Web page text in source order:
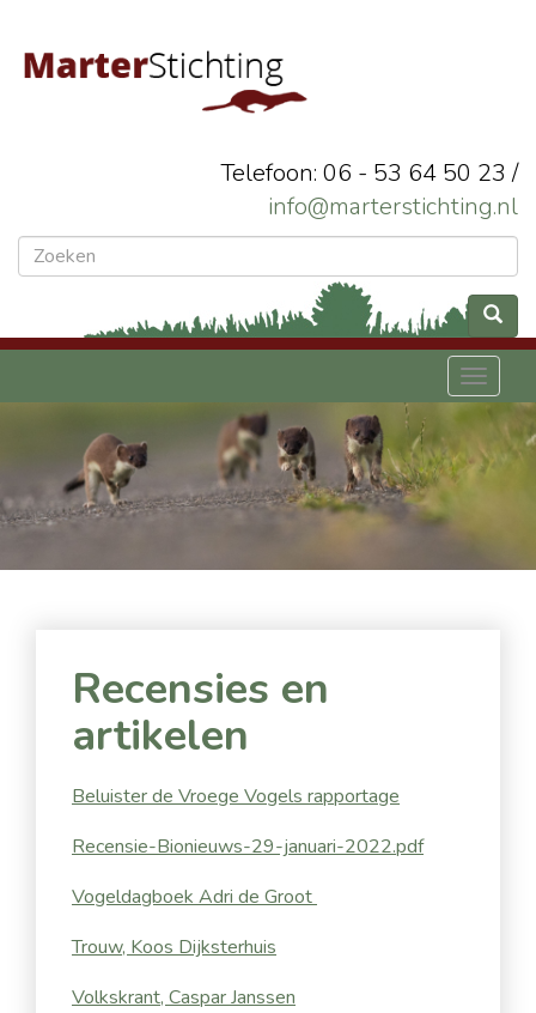
Telefoon: 06 - 53 64 50 23 /
info@marterstichting.nl
Recensies en
artikelen
Beluister de Vroege Vogels rapportage
Recensie-Bionieuws-29-januari-2022.pdf
Vogeldagboek Adri de Groot
Trouw, Koos Dijksterhuis
Volkskrant, Caspar Janssen